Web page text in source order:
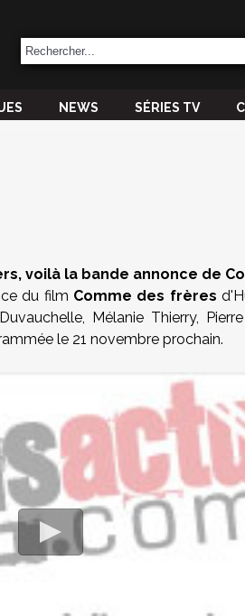
NEWS SÉRIES TV
voilà la bande annonce de
du film Comme des frères
Mélanie Thierry,
le 21 novembre prochain.